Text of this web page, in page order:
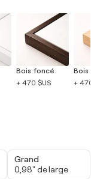
Bois foncé
+ 470 $US
Bois
+ 470
Grand
0,98" de large